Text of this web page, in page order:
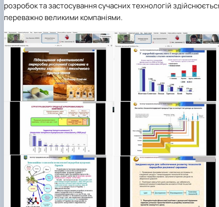
розробок та застосування сучасних технологій
переважно великими компаніями.